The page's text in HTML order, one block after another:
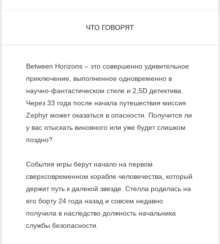
ЧТО ГОВОРЯТ
Between Horizons – это совершенно удивительное
приключение, выполненное одновременно в
научно-фантастическом стиле и 2,5D детектива.
Через 33 года после начала путешествия миссия
Zephyr может оказаться в опасности. Получится ли
у вас отыскать виновного или уже будет слишком
поздно?
События игры берут начало на первом
сверхсовременном корабле человечества, который
держит путь к далекой звезде. Стелла родилась на
его борту 24 года назад и совсем недавно
получила в наследство должность начальника
службы безопасности.